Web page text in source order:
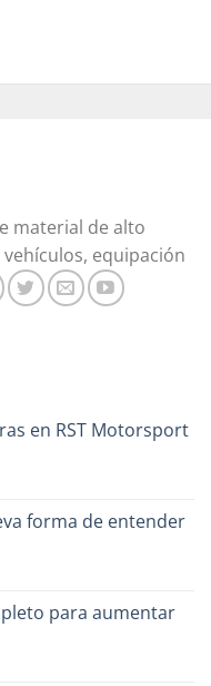
material de alto
equipación
en RST Motorsport
forma de entender
para aumentar